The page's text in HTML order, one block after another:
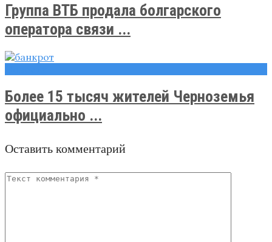
Группа ВТБ продала болгарского
оператора связи ...
Более 15 тысяч жителей Черноземья
официально ...
Оставить комментарий